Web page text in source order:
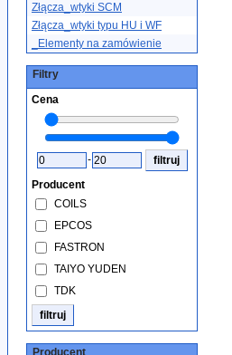
Złącza_wtyki SCM
Złącza_wtyki typu HU i WF
_Elementy na zamówienie
Filtry
Cena
-
Producent
COILS
EPCOS
FASTRON
TAIYO YUDEN
TDK
Producent